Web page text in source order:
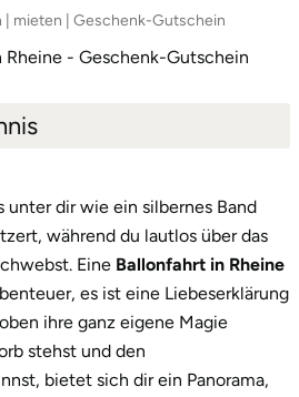
| mieten | Geschenk-Gutschein
- Geschenk-Gutschein
der Ems: Rheine neu
passend für jedes
für zwei
unter dir wie ein silbernes Band
während du lautlos über das
Eine Ballonfahrt in Rheine
es ist eine Liebeserklärung
ihre ganz eigene Magie
stehst und den
bietet sich dir ein Panorama,